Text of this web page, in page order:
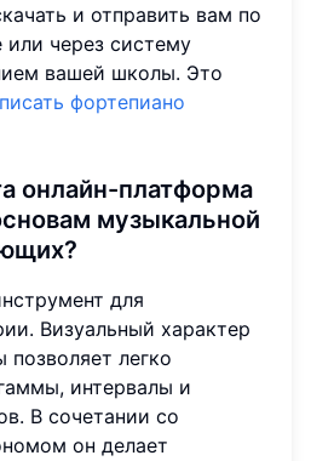
и отправить вам по
или через систему
вашей школы. Это
фортепиано
онлайн-платформа
музыкальной
для
Визуальный характер
позволяет легко
интервалы и
В сочетании со
он делает